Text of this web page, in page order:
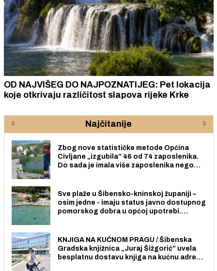
OD NAJVIŠEG DO NAJPOZNATIJEG: Pet lokacija
koje otkrivaju različitost slapova rijeke Krke
Najčitanije
Zbog nove statističke metode Općina
Civljane „izgubila” 46 od 74 zaposlenika.
Do sada je imala više zaposlenika nego
Sve plaže u Šibensko-kninskoj županiji –
osim jedne - imaju status javno dostupnog
pomorskog dobra u općoj upotrebi.
KNJIGA NA KUĆNOM PRAGU / Šibenska
Gradska knjižnica „Juraj Šižgorić” uvela
besplatnu dostavu knjiga na kućnu adresu